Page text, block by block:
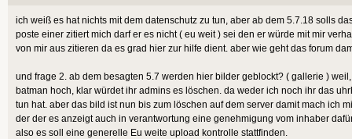
ich weiß es hat nichts mit dem datenschutz zu tun, aber ab dem 5.7.18 solls
poste einer zitiert mich darf er es nicht ( eu weit ) sei den er würde mit mir
von mir aus zitieren da es grad hier zur hilfe dient. aber wie geht das forum
und frage 2. ab dem besagten 5.7 werden hier bilder geblockt? ( gallerie )
batman hoch, klar würdet ihr admins es löschen. da weder ich noch ihr das
tun hat. aber das bild ist nun bis zum löschen auf dem server damit mach ich
der der es anzeigt auch in verantwortung eine genehmigung vom inhaber
also es soll eine generelle Eu weite upload kontrolle stattfinden.